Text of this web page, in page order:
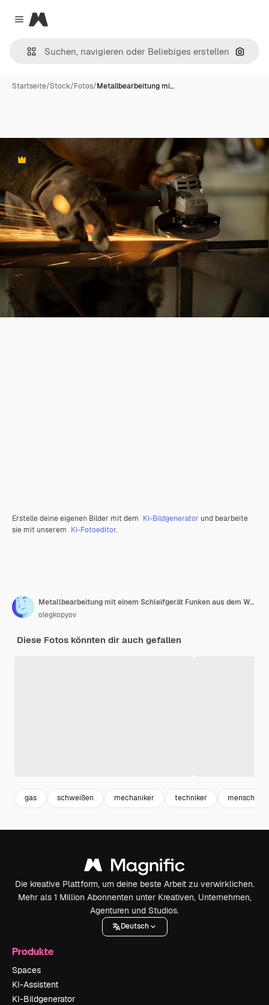
Close menu
Magnific
Nach
Startseite/Stock/Fotos/Metallbearbeitung mi…
Premium
Erstelle deine eigenen Bilder mit dem KI-Bildgenerator und bearbeite
sie mit unserem KI-Fotoeditor.
Metallbearbeitung mit einem Schleifgerät Funken aus dem Werkzeug
olegkopyov
Diese Fotos könnten dir auch gefallen
gas schweißen mechaniker techniker menschen
Die kreative Plattform, um deine beste Arbeit zu verwirklichen.
Mehr als 1 Million Abonnenten unter Kreativen, Unternehmen,
Agenturen und Studios.
Deutsch
Produkte
Spaces
KI-Assistent
KI-Bildgenerator